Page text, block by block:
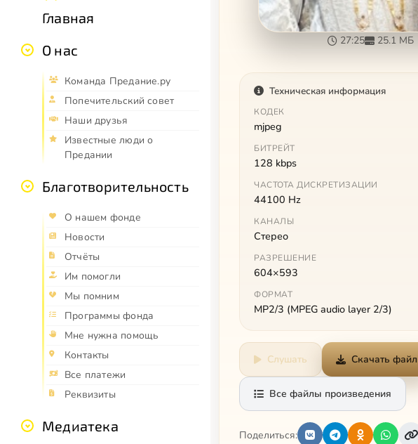
Главная
О нас
Команда Предание.ру
Попечительский совет
Наши друзья
Известные люди о
Предании
Благотворительность
О нашем фонде
Новости
Отчёты
Им помогли
Мы помним
Программы фонда
Мне нужна помощь
Контакты
Все платежи
Реквизиты
Медиатека
27:25 25.1 МБ
Техническая информация
КОДЕК
mjpeg
БИТРЕЙТ
128 kbps
ЧАСТОТА ДИСКРЕТИЗАЦИИ
44100 Hz
КАНАЛЫ
Стерео
РАЗРЕШЕНИЕ
604×593
ФОРМАТ
MP2/3 (MPEG audio layer 2/3)
Слушать Скачать файл
Все файлы произведения
Поделиться: